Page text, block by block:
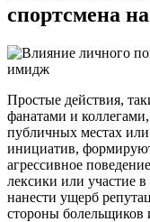
спортсмена
Простые действия,
фанатами и
публичных местах
инициатив,
агрессивное
лексики или участие
нанести ущерб
стороны болельщиков